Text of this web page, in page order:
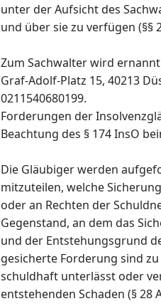
unter der Aufsicht des
und über sie zu verfügen (§§
Zum Sachwalter wird
Graf-Adolf-Platz 15, 40213
0211540680199.
Forderungen der
Beachtung des § 174 InsO
Die Gläubiger werden
mitzuteilen, welche
oder an Rechten der
Gegenstand, an dem das
und der Entstehungsgrund
gesicherte Forderung sind
schuldhaft unterlässt oder
entstehenden Schaden (§ 28